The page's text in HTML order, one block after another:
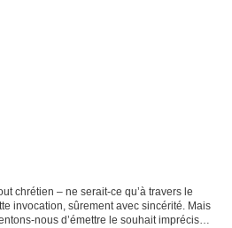
chrétien – ne serait-ce qu’à travers le
invocation, sûrement avec sincérité. Mais
nous d’émettre le souhait imprécis